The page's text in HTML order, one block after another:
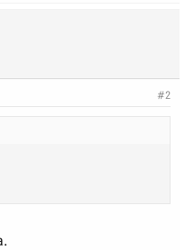
#2